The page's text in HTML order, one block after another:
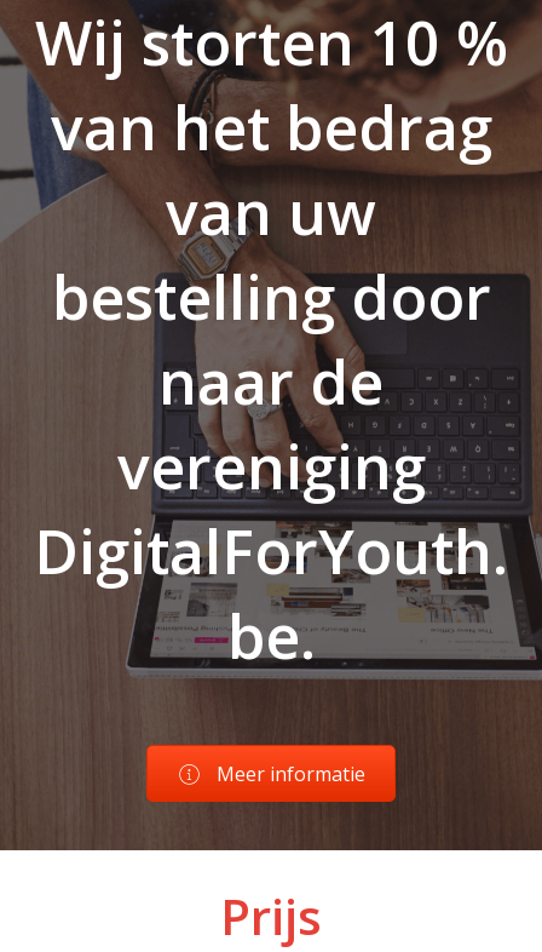
Wij storten 10 %
van het bedrag
van uw
bestelling door
naar de
vereniging
DigitalForYouth.
be.
Meer informatie
Prijs